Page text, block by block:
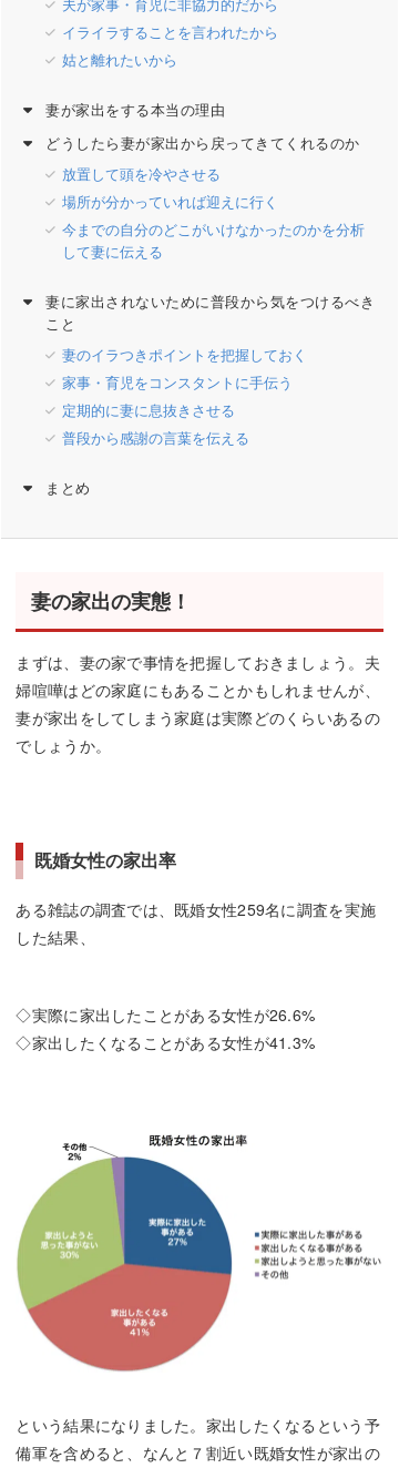
イライラすることを言われたから
姑と離れたいから
妻が家出をする本当の理由
どうしたら妻が家出から戻ってきてくれるのか
放置して頭を冷やさせる
場所が分かっていれば迎えに行く
今までの自分のどこがいけなかったのかを分析
して妻に伝える
妻に家出されないために普段から気をつけるべき
こと
妻のイラつきポイントを把握しておく
家事・育児をコンスタントに手伝う
定期的に妻に息抜きさせる
普段から感謝の言葉を伝える
まとめ
妻の家出の実態！
まずは、妻の家で事情を把握しておきましょう。夫
婦喧嘩はどの家庭にもあることかもしれませんが、
妻が家出をしてしまう家庭は実際どのくらいあるの
でしょうか。
既婚女性の家出率
ある雑誌の調査では、既婚女性259名に調査を実施
した結果、
◇実際に家出したことがある女性が26.6%
◇家出したくなることがある女性が41.3%
という結果になりました。家出したくなるという予
備軍を含めると、なんと７割近い既婚女性が家出の